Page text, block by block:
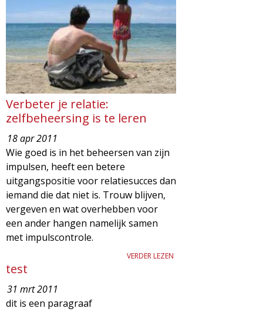
i
o
l
o
g
i
e
M
a
g
a
d
m
e
n
u
Verbeter je relatie:
zelfbeheersing is te leren
18 apr 2011
Wie goed is in het beheersen van zijn
impulsen, heeft een betere
uitgangspositie voor relatiesucces dan
iemand die dat niet is. Trouw blijven,
vergeven en wat overhebben voor
een ander hangen namelijk samen
met impulscontrole.
VERDER LEZEN
test
31 mrt 2011
dit is een paragraaf